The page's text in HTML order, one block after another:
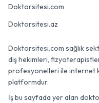
Doktorsitesi.com
Doktorsitesi.az
Doktorsitesi.com sağlık
diş hekimleri,
profesyonelleri ile internet
platformdur.
İş bu sayfada yer alan